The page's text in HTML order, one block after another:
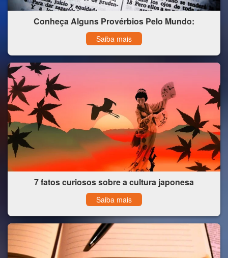
Conheça Alguns Provérbios Pelo Mundo:
Saiba mais
7 fatos curiosos sobre a cultura japonesa
Saiba mais